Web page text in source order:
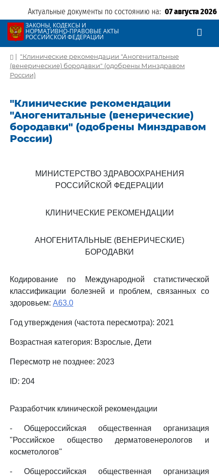
Актуальные документы по состоянию на: 07 августа 2026
ЗАКОНЫ, КОДЕКСЫ И
НОРМАТИВНО-ПРАВОВЫЕ АКТЫ
РОССИЙСКОЙ ФЕДЕРАЦИИ
| "Клинические рекомендации "Аногенитальные
(венерические) бородавки" (одобрены Минздравом
России)
"Клинические рекомендации
"Аногенитальные (венерические)
бородавки" (одобрены Минздравом
России)
МИНИСТЕРСТВО ЗДРАВООХРАНЕНИЯ
РОССИЙСКОЙ ФЕДЕРАЦИИ
КЛИНИЧЕСКИЕ РЕКОМЕНДАЦИИ
АНОГЕНИТАЛЬНЫЕ (ВЕНЕРИЧЕСКИЕ)
БОРОДАВКИ
Кодирование по Международной статистической
классификации болезней и проблем, связанных со
здоровьем: A63.0
Год утверждения (частота пересмотра): 2021
Возрастная категория: Взрослые, Дети
Пересмотр не позднее: 2023
ID: 204
Разработчик клинической рекомендации
- Общероссийская общественная организация
"Российское общество дерматовенерологов и
косметологов"
- Общероссийская общественная организация